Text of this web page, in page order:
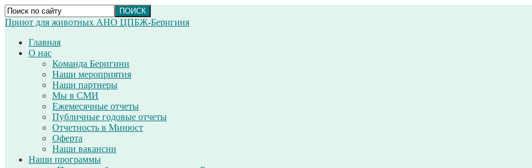
Приют для животных АНО ЦПБЖ-Беригиня
Главная
О нас
Команда Беригини
Наши мероприятия
Наши партнеры
Мы в СМИ
Ежемесячные отчеты
Публичные годовые отчеты
Отчетность в Минюст
Оферта
Наши вакансии
Наши программы